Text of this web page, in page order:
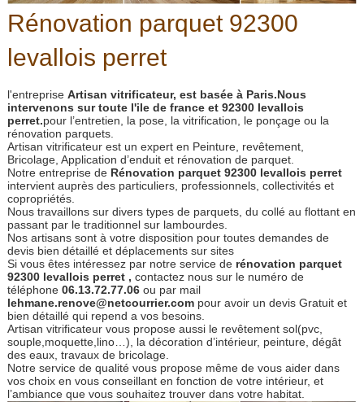
Rénovation parquet 92300
levallois perret
l'entreprise Artisan vitrificateur, est basée à Paris.Nous
intervenons sur toute l'ile de france et 92300 levallois
perret.pour l’entretien, la pose, la vitrification, le ponçage ou la
rénovation parquets.
Artisan vitrificateur est un expert en Peinture, revêtement,
Bricolage, Application d’enduit et rénovation de parquet.
Notre entreprise de Rénovation parquet 92300 levallois perret
intervient auprès des particuliers, professionnels, collectivités et
copropriétés.
Nous travaillons sur divers types de parquets, du collé au flottant en
passant par le traditionnel sur lambourdes.
Nos artisans sont à votre disposition pour toutes demandes de
devis bien détaillé et déplacements sur sites
Si vous êtes intéressez par notre service de rénovation parquet
92300 levallois perret , contactez nous sur le numéro de
téléphone 06.13.72.77.06 ou par mail
lehmane.renove@netcourrier.com pour avoir un devis Gratuit et
bien détaillé qui repend a vos besoins.
Artisan vitrificateur vous propose aussi le revêtement sol(pvc,
souple,moquette,lino…), la décoration d’intérieur, peinture, dégât
des eaux, travaux de bricolage.
Notre service de qualité vous propose même de vous aider dans
vos choix en vous conseillant en fonction de votre intérieur, et
l’ambiance que vous souhaitez trouver dans votre habitat.